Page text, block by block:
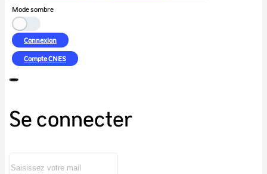
Mode sombre
Connexion
CompteCNES
Se connecter